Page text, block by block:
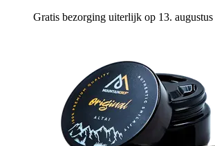
Gratis bezorging uiterlijk op 13. augustus